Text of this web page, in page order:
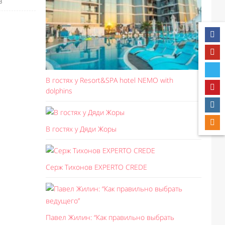
В гостях у Resort&SPA hotel NEMO with
dolphins
В гостях у Дяди Жоры
Серж Тихонов EXPERTO CREDE
Павел Жилин: “Как правильно выбрать